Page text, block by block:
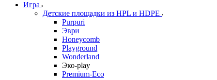
Игра
Детские площадки из HPL и HDPE
Purpuri
Эври
Honeycomb
Playground
Wonderland
Эко-play
Premium-Eco